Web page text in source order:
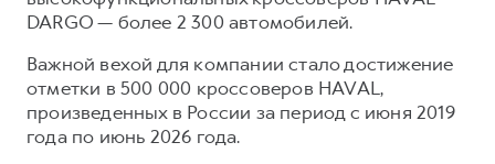
DARGO — более 2 300 автомобилей.
Важной вехой для компании стало достижение
отметки в 500 000 кроссоверов HAVAL,
произведенных в России за период с июня 2019
года по июнь 2026 года.